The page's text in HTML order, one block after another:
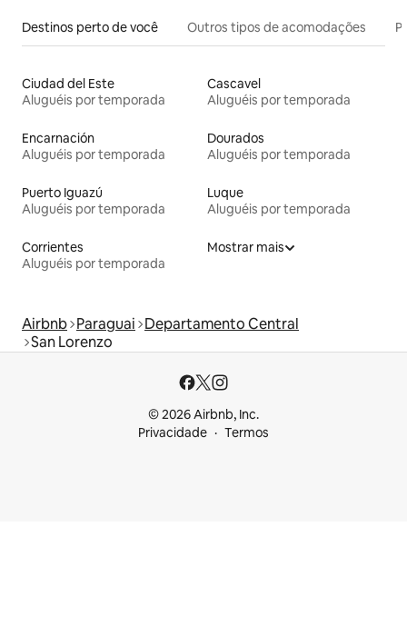
Destinos perto de você Outros tipos de acomodações
Ciudad del Este
Aluguéis por temporada
Cascavel
Aluguéis por temporada
Encarnación
Aluguéis por temporada
Dourados
Aluguéis por temporada
Puerto Iguazú
Aluguéis por temporada
Luque
Aluguéis por temporada
Corrientes
Aluguéis por temporada
Mostrar mais
Airbnb Paraguai Departamento Central
San Lorenzo
© 2026 Airbnb, Inc.
Privacidade
Termos